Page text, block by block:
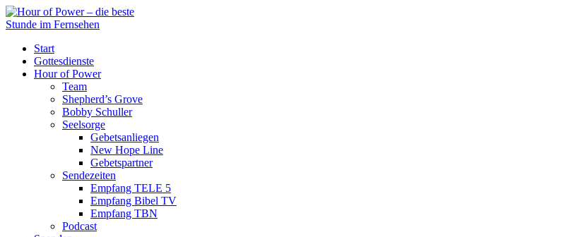
Start
Gottesdienste
Hour of Power
Team
Shepherd’s Grove
Bobby Schuller
Seelsorge
Gebetsanliegen
New Hope Line
Gebetspartner
Sendezeiten
Empfang TELE 5
Empfang Bibel TV
Empfang TBN
Podcast